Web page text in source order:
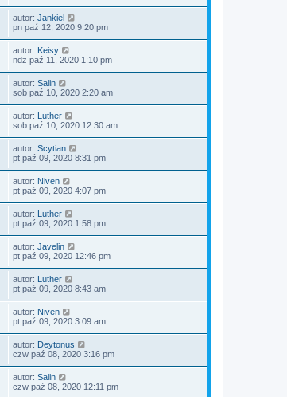
autor: Jankiel
pn paź 12, 2020 9:20 pm
autor: Keisy
ndz paź 11, 2020 1:10 pm
autor: Salin
sob paź 10, 2020 2:20 am
autor: Luther
sob paź 10, 2020 12:30 am
autor: Scytian
pt paź 09, 2020 8:31 pm
autor: Niven
pt paź 09, 2020 4:07 pm
autor: Luther
pt paź 09, 2020 1:58 pm
autor: Javelin
pt paź 09, 2020 12:46 pm
autor: Luther
pt paź 09, 2020 8:43 am
autor: Niven
pt paź 09, 2020 3:09 am
autor: Deytonus
czw paź 08, 2020 3:16 pm
autor: Salin
czw paź 08, 2020 12:11 pm